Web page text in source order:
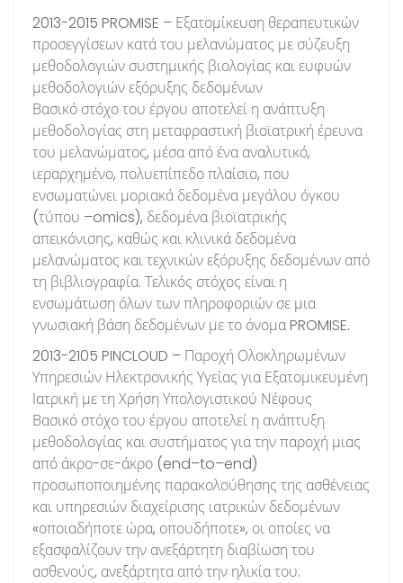
2013-2015 PROMISE – Εξατομίκευση θεραπευτικών
προσεγγίσεων κατά του μελανώματος με σύζευξη
μεθοδολογιών συστημικής βιολογίας και ευφυών
μεθοδολογιών εξόρυξης δεδομένων
Βασικό στόχο του έργου αποτελεί η ανάπτυξη
μεθοδολογίας στη μεταφραστική βιοϊατρική έρευνα
του μελανώματος, μέσα από ένα αναλυτικό,
ιεραρχημένο, πολυεπίπεδο πλαίσιο, που
ενσωματώνει μοριακά δεδομένα μεγάλου όγκου
(τύπου –omics), δεδομένα βιοϊατρικής
απεικόνισης, καθώς και κλινικά δεδομένα
μελανώματος και τεχνικών εξόρυξης δεδομένων από
τη βιβλιογραφία. Τελικός στόχος είναι η
ενσωμάτωση όλων των πληροφοριών σε μια
γνωσιακή βάση δεδομένων με το όνομα PROMISE.
2013-2105 PINCLOUD – Παροχή Ολοκληρωμένων
Υπηρεσιών Ηλεκτρονικής Υγείας για Εξατομικευμένη
Ιατρική με τη Χρήση Υπολογιστικού Νέφους
Βασικό στόχο του έργου αποτελεί η ανάπτυξη
μεθοδολογίας και συστήματος για την παροχή μιας
από άκρο-σε-άκρο (end–to–end)
προσωποποιημένης παρακολούθησης της ασθένειας
και υπηρεσιών διαχείρισης ιατρικών δεδομένων
«οποιαδήποτε ώρα, οπουδήποτε», οι οποίες να
εξασφαλίζουν την ανεξάρτητη διαβίωση του
ασθενούς, ανεξάρτητα από την ηλικία του.